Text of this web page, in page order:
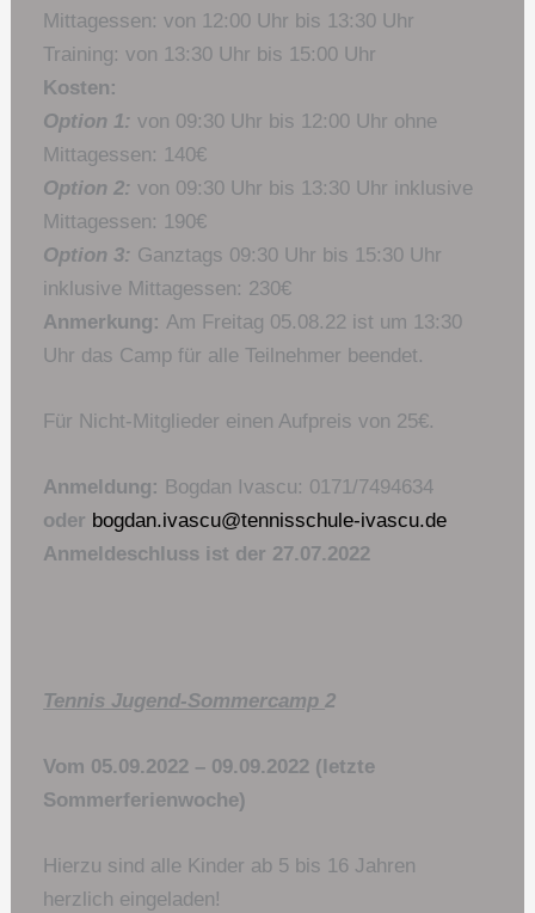
Mittagessen: von 12:00 Uhr bis 13:30 Uhr
Training: von 13:30 Uhr bis 15:00 Uhr
Kosten:
Option 1: von 09:30 Uhr bis 12:00 Uhr ohne
Mittagessen: 140€
Option 2: von 09:30 Uhr bis 13:30 Uhr inklusive
Mittagessen: 190€
Option 3: Ganztags 09:30 Uhr bis 15:30 Uhr
inklusive Mittagessen: 230€
Anmerkung: Am Freitag 05.08.22 ist um 13:30
Uhr das Camp für alle Teilnehmer beendet.
Für Nicht-Mitglieder einen Aufpreis von 25€.
Anmeldung: Bogdan Ivascu: 0171/7494634
oder bogdan.ivascu@tennisschule-ivascu.de
Anmeldeschluss ist der 27.07.2022
Tennis Jugend-Sommercamp2
Vom 05.09.2022 – 09.09.2022 (letzte
Sommerferienwoche)
Hierzu sind alle Kinder ab 5 bis 16 Jahren
herzlich eingeladen!